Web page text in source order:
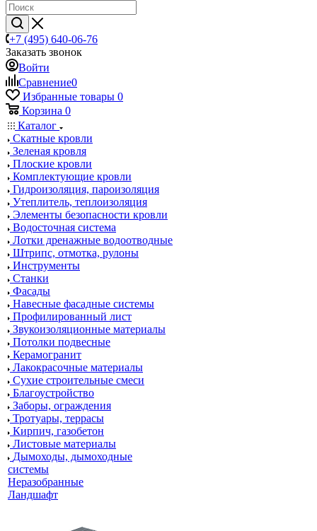
+7 (495) 640-06-76
Заказать звонок
Войти
Сравнение0
Избранные товары 0
Корзина 0
Каталог
Скатные кровли
Зеленая кровля
Плоские кровли
Комплектующие кровли
Гидроизоляция, пароизоляция
Утеплитель, теплоизоляция
Элементы безопасности кровли
Водосточная система
Лотки дренажные водоотводные
Штрипс, отмотка, рулоны
Инструменты
Станки
Фасады
Навесные фасадные системы
Профилированный лист
Звукоизоляционные материалы
Потолки подвесные
Керамогранит
Лакокрасочные материалы
Сухие строительные смеси
Благоустройство
Заборы, ограждения
Тротуары, террасы
Кирпич, газобетон
Листовые материалы
Дымоходы, дымоходные
системы
Неразобранные
Ландшафт